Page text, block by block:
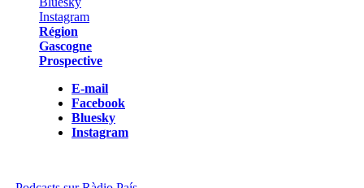
Région
Gascogne
Prospective
E-mail
Facebook
Bluesky
Instagram